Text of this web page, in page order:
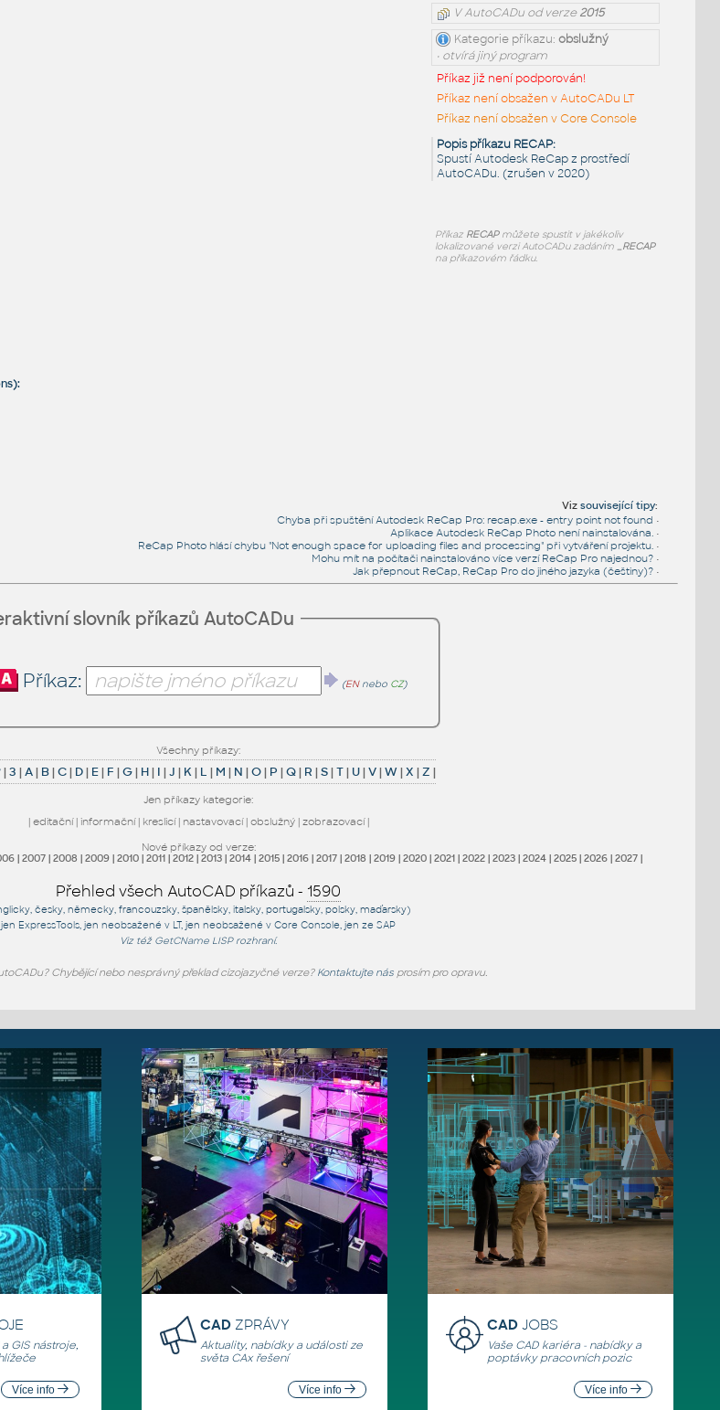
V AutoCADu od verze2015
Kategorie příkazu:obslužný
• otvírá jiný program
Příkaz již není podporován!
Příkaz není obsažen v AutoCADu LT
Příkaz není obsažen v Core Console
Popis příkazu RECAP:
Spustí Autodesk ReCap z prostředí
AutoCADu. (zrušen v 2020)
Příkaz RECAPmůžete spustit v jakékoliv
lokalizované verzi AutoCADu zadáním _RECAP
na příkazovém řádku.
Vizsouvisející tipy:
Chyba při spuštění Autodesk ReCap Pro: recap.exe - entry point not found •
Aplikace Autodesk ReCap Photo není nainstalována. •
ReCap Photo hlásí chybu "Not enough space for uploading files and processing" při vytváření projektu. •
Mohu mít na počítači nainstalováno více verzí ReCap Pro najednou? •
Jak přepnout ReCap, ReCap Pro do jiného jazyka (češtiny)? •
slovník příkazů AutoCADu
Příkaz: (ENnebo CZ)
Všechny příkazy:
|3 |A| B|C| D| E| F |G| H| I |J | K| L | M | N |O| P |Q| R |S|T| U|V|W|X |Z |
Jen příkazy kategorie:
| editační| informační| kreslicí| nastavovací| obslužný| zobrazovací|
Nové příkazy od verze:
| 2007| 2008 | 2009| 2010| 2011| 2012| 2013| 2014| 2015| 2016| 2017| 2018 | 2019| 2020| 2021| 2022| 2023| 2024| 2025| 2026| 2027|
Přehled všech AutoCAD příkazů - 1590
česky, německy, francouzsky, španělsky, italsky, portugalsky, polsky, maďarsky)
jen ExpressTools, jenneobsažené v LT, jenneobsažené v Core Console, jenze SAP
Viz též GetCName LISP rozhraní.
Chybějící nebo nesprávný překlad cizojazyčné verze? Kontaktujte násprosím pro opravu.
GIS nástroje,
Více info
CAD ZPRÁVY
Aktuality, nabídky a události ze
světa CAx řešení
Více info
CADJOBS
Vaše CAD kariéra - nabídky a
poptávky pracovních pozic
Více info